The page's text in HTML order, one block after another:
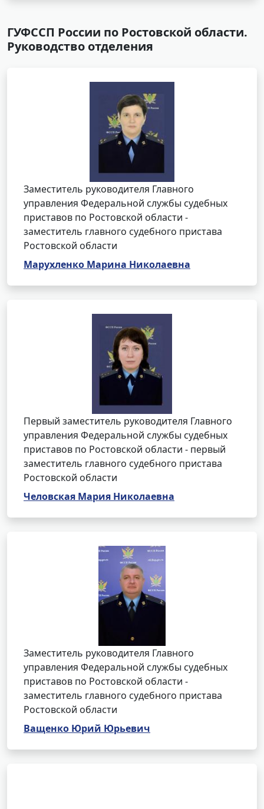
ГУФССП России по Ростовской области.
Руководство отделения
Заместитель руководителя Главного
управления Федеральной службы судебных
приставов по Ростовской области -
заместитель главного судебного пристава
Ростовской области
Марухленко Марина Николаевна
Первый заместитель руководителя Главного
управления Федеральной службы судебных
приставов по Ростовской области - первый
заместитель главного судебного пристава
Ростовской области
Человская Мария Николаевна
Заместитель руководителя Главного
управления Федеральной службы судебных
приставов по Ростовской области -
заместитель главного судебного пристава
Ростовской области
Ващенко Юрий Юрьевич